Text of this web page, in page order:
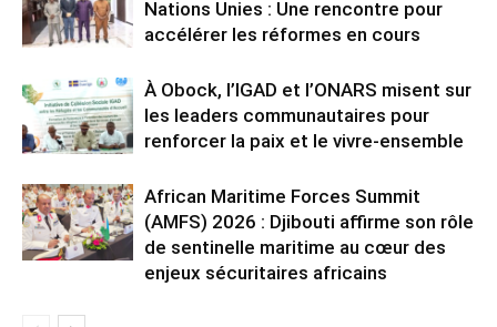
Nations Unies : Une rencontre pour
accélérer les réformes en cours
À Obock, l’IGAD et l’ONARS misent sur
les leaders communautaires pour
renforcer la paix et le vivre-ensemble
African Maritime Forces Summit
(AMFS) 2026 : Djibouti affirme son rôle
de sentinelle maritime au cœur des
enjeux sécuritaires africains